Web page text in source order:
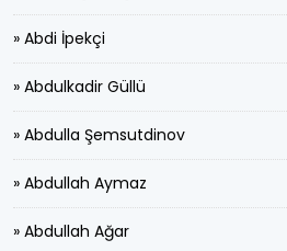
» Abdi İpekçi
» Abdulkadir Güllü
» Abdulla Şemsutdinov
» Abdullah Aymaz
» Abdullah Ağar